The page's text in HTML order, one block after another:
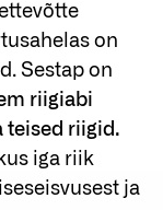
on
Sestap on
riigiabi
teised riigid.
iga riik
ja